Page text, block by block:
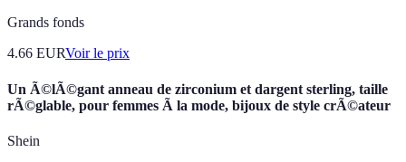
Grands fonds
4.66 EURVoir le prix
Un Ã©lÃ©gant anneau de zirconium et dargent sterling, taille
rÃ©glable, pour femmes Ã la mode, bijoux de style crÃ©ateur
Shein